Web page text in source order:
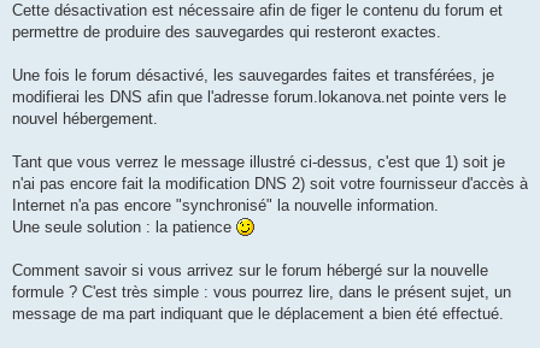
Cette désactivation est nécessaire afin de figer le contenu du forum et
permettre de produire des sauvegardes qui resteront exactes.
Une fois le forum désactivé, les sauvegardes faites et transférées, je
modifierai les DNS afin que l'adresse forum.lokanova.net pointe vers le
nouvel hébergement.
Tant que vous verrez le message illustré ci-dessus, c'est que 1) soit je
n'ai pas encore fait la modification DNS 2) soit votre fournisseur d'accès à
Internet n'a pas encore "synchronisé" la nouvelle information.
Une seule solution : la patience
Comment savoir si vous arrivez sur le forum hébergé sur la nouvelle
formule ? C'est très simple : vous pourrez lire, dans le présent sujet, un
message de ma part indiquant que le déplacement a bien été effectué.